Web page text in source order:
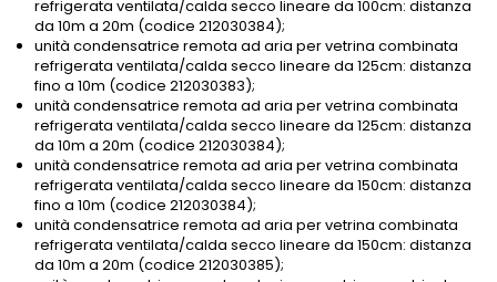
refrigerata ventilata/calda secco lineare da 100cm: distanza
da 10m a 20m (codice 212030384);
unità condensatrice remota ad aria per vetrina combinata
refrigerata ventilata/calda secco lineare da 125cm: distanza
fino a 10m (codice 212030383);
unità condensatrice remota ad aria per vetrina combinata
refrigerata ventilata/calda secco lineare da 125cm: distanza
da 10m a 20m (codice 212030384);
unità condensatrice remota ad aria per vetrina combinata
refrigerata ventilata/calda secco lineare da 150cm: distanza
fino a 10m (codice 212030384);
unità condensatrice remota ad aria per vetrina combinata
refrigerata ventilata/calda secco lineare da 150cm: distanza
da 10m a 20m (codice 212030385);